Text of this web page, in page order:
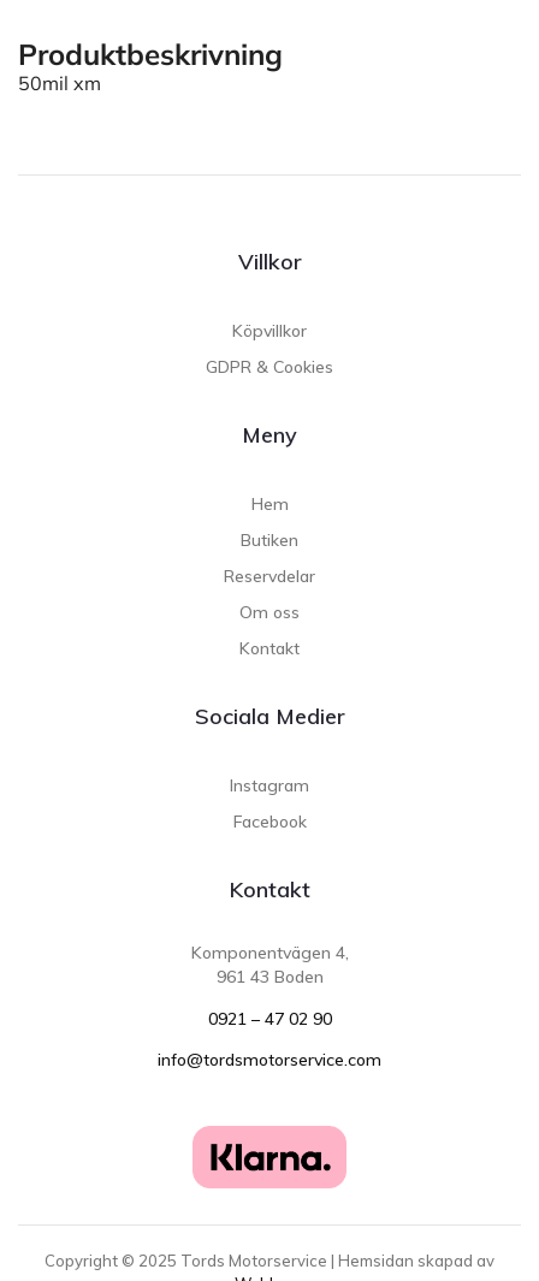
Produktbeskrivning
50mil xm
Villkor
Köpvillkor
GDPR & Cookies
Meny
Hem
Butiken
Reservdelar
Om oss
Kontakt
Sociala Medier
Instagram
Facebook
Kontakt
Komponentvägen 4,
961 43 Boden
0921 – 47 02 90
info@tordsmotorservice.com
Copyright © 2025 Tords Motorservice | Hemsidan skapad av